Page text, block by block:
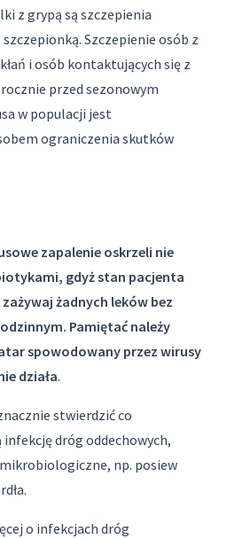
z grypą są szczepienia
Szczepienie osób z
i osób kontaktujących się z
przed sezonowym
w populacji jest
ograniczenia skutków
zapalenie oskrzeli nie
gdyż stan pacjenta
zażywaj żadnych leków bez
Pamiętać należy
spowodowany przez wirusy
działa.
stwierdzić co
dróg oddechowych,
np. posiew
o infekcjach dróg